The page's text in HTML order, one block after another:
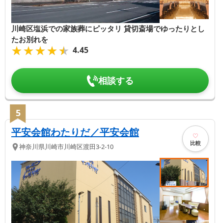
川崎区塩浜での家族葬にピッタリ 貸切斎場でゆったりとし
たお別れを
★★★★★
★★★★★ 4.45
相談する
5
平安会館わたりだ／平安会館
神奈川県川崎市川崎区渡田3-2-10 比較